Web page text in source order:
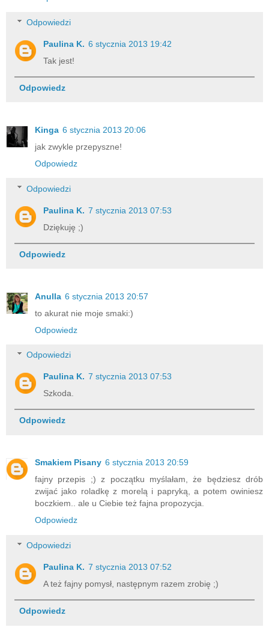
Odpowiedzi
Paulina K. 6 stycznia 2013 19:42
Tak jest!
Odpowiedz
Kinga 6 stycznia 2013 20:06
jak zwykle przepyszne!
Odpowiedz
Odpowiedzi
Paulina K. 7 stycznia 2013 07:53
Dziękuję ;)
Odpowiedz
Anulla 6 stycznia 2013 20:57
to akurat nie moje smaki:)
Odpowiedz
Odpowiedzi
Paulina K. 7 stycznia 2013 07:53
Szkoda.
Odpowiedz
Smakiem Pisany 6 stycznia 2013 20:59
fajny przepis ;) z początku myślałam, że będziesz drób
zwijać jako roladkę z morelą i papryką, a potem owiniesz
boczkiem.. ale u Ciebie też fajna propozycja.
Odpowiedz
Odpowiedzi
Paulina K. 7 stycznia 2013 07:52
A też fajny pomysł, następnym razem zrobię ;)
Odpowiedz